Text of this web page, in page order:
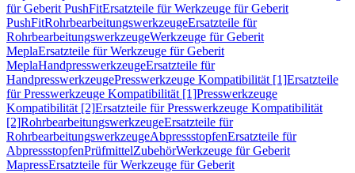
für Geberit PushFitErsatzteile für Werkzeuge für Geberit
PushFitRohrbearbeitungswerkzeugeErsatzteile für
RohrbearbeitungswerkzeugeWerkzeuge für Geberit
MeplaErsatzteile für Werkzeuge für Geberit
MeplaHandpresswerkzeugeErsatzteile für
HandpresswerkzeugePresswerkzeuge Kompatibilität [1]Ersatzteile
für Presswerkzeuge Kompatibilität [1]Presswerkzeuge
Kompatibilität [2]Ersatzteile für Presswerkzeuge Kompatibilität
[2]RohrbearbeitungswerkzeugeErsatzteile für
RohrbearbeitungswerkzeugeAbpressstopfenErsatzteile für
AbpressstopfenPrüfmittelZubehörWerkzeuge für Geberit
MapressErsatzteile für Werkzeuge für Geberit